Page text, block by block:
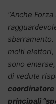
“Anche
molti elettori,
sono
di vedute
coordinatore
principali